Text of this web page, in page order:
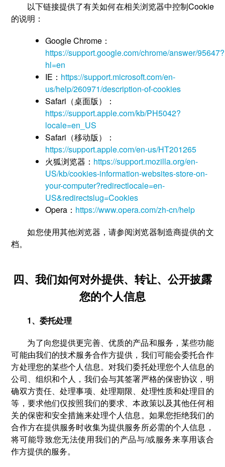
以下链接提供了有关如何在相关浏览器中控制Cookie
的说明：
Google Chrome：
https://support.google.com/chrome/answer/95647?
hl=en
IE： https://support.microsoft.com/en-
us/help/260971/description-of-cookies
Safari（桌面版）：
https://support.apple.com/kb/PH5042?
locale=en_US
Safari（移动版）：
https://support.apple.com/en-us/HT201265
火狐浏览器： https://support.mozilla.org/en-
US/kb/cookies-information-websites-store-on-
your-computer?redirectlocale=en-
US&redirectslug=Cookies
Opera： https://www.opera.com/zh-cn/help
如您使用其他浏览器，请参阅浏览器制造商提供的文
档。
四、我们如何对外提供、转让、公开披露
您的个人信息
1、委托处理
为了向您提供更完善、优质的产品和服务，某些功能
可能由我们的技术服务合作方提供，我们可能会委托合作
方处理您的某些个人信息。对我们委托处理您个人信息的
公司、组织和个人，我们会与其签署严格的保密协议，明
确双方责任、处理事项、处理期限、处理性质和处理目的
等，要求他们仅按照我们的要求、本政策以及其他任何相
关的保密和安全措施来处理个人信息。如果您拒绝我们的
合作方在提供服务时收集为提供服务所必需的个人信息，
将可能导致您无法使用我们的产品与/或服务来享用该合
作方提供的服务。